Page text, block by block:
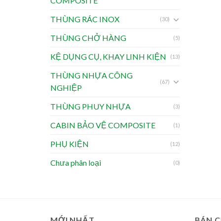
THÙNG RÁC INOX (30)
THÙNG CHỞ HÀNG (5)
KỆ DỤNG CỤ, KHAY LINH KIỆN (13)
THÙNG NHỰA CÔNG
NGHIỆP
(67)
THÙNG PHUY NHỰA (3)
CABIN BẢO VỆ COMPOSITE (1)
PHỤ KIỆN (12)
Chưa phân loại (0)